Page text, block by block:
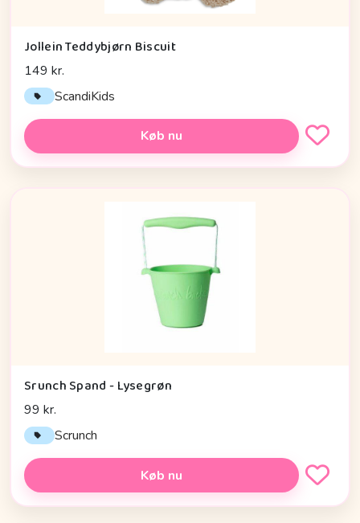
Jollein Teddybjørn Biscuit
149 kr.
ScandiKids
Køb nu
Srunch Spand - Lysegrøn
99 kr.
Scrunch
Køb nu